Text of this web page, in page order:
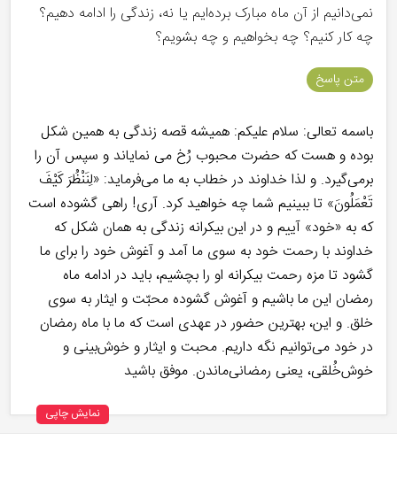
نمی‌دانیم از آن ماه مبارک برده‌ایم یا نه، زندگی را ادامه دهیم؟
چه کار کنیم؟ چه بخواهیم و چه بشویم؟
متن پاسخ
باسمه تعالی: سلام علیکم: همیشه قصه زندگی به همین شکل
بوده و هست که حضرت محبوب رُخ می نمایاند و سپس آن را
برمی‌گیرد. و لذا خداوند در خطاب به ما می‌فرماید: «لِنَنْظُرَ كَيْفَ
تَعْمَلُونَ» تا ببینیم شما چه خواهید کرد. آری! راهی گشوده است
که به «خود» آییم و در این بیکرانه زندگی به همان شکل که
خداوند با رحمت خود به سوی ما آمد و آغوش خود را برای ما
گشود تا مزه رحمت بیکرانه او را بچشیم، باید در ادامه ماه
رمضان این ما باشیم و آغوش گشوده محبّت و ایثار به سوی
خلق. و این، بهترین حضور در عهدی است که ما با ماه رمضان
در خود می‌توانیم نگه داریم. محبت و ایثار و خوش‌بینی و
خوش‌خُلقی، یعنی رمضانی‌ماندن. موفق باشید
نمایش چاپی